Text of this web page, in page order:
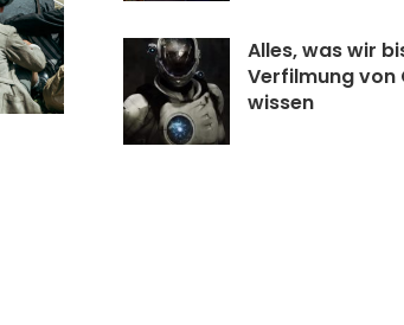
Alles, was wir
Verfilmung von
wissen